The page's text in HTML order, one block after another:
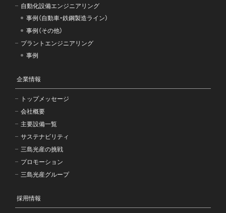
自動化設備エンジニアリング
事例（自動車・鉄鋼製造ライン）
事例（その他）
プラントエンジニアリング
事例
企業情報
トップメッセージ
会社概要
主要設備一覧
サステナビリティ
三島光産の挑戦
プロモーション
三島光産グループ
採用情報